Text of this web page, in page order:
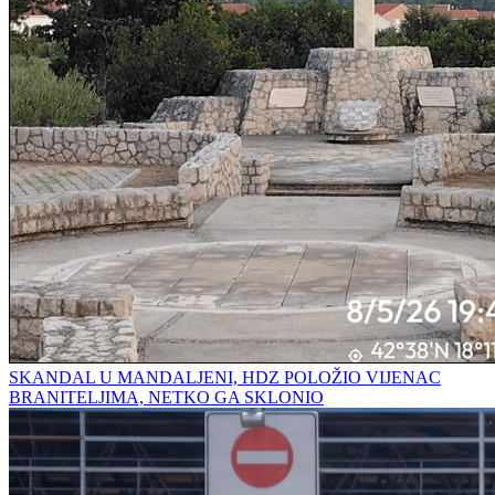
SKANDAL U MANDALJENI, HDZ POLOŽIO VIJENAC
BRANITELJIMA, NETKO GA SKLONIO